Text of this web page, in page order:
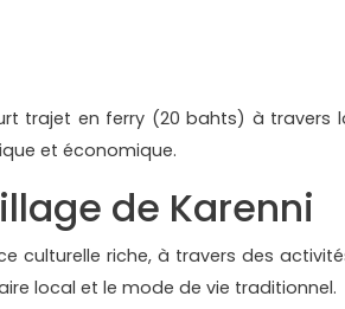
trajet en ferry (20 bahts) à travers
et économique.
de Karenni
culturelle riche, à travers des
local et le mode de vie traditionnel.